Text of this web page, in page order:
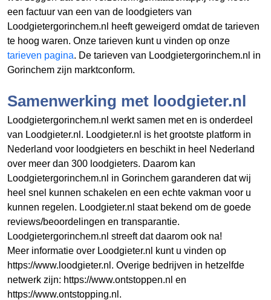
een factuur van een van de loodgieters van
Loodgietergorinchem.nl heeft geweigerd omdat de tarieven
te hoog waren. Onze tarieven kunt u vinden op onze
tarieven pagina. De tarieven van Loodgietergorinchem.nl in
Gorinchem zijn marktconform.
Samenwerking met loodgieter.nl
Loodgietergorinchem.nl werkt samen met en is onderdeel
van Loodgieter.nl. Loodgieter.nl is het grootste platform in
Nederland voor loodgieters en beschikt in heel Nederland
over meer dan 300 loodgieters. Daarom kan
Loodgietergorinchem.nl in Gorinchem garanderen dat wij
heel snel kunnen schakelen en een echte vakman voor u
kunnen regelen. Loodgieter.nl staat bekend om de goede
reviews/beoordelingen en transparantie.
Loodgietergorinchem.nl streeft dat daarom ook na!
Meer informatie over Loodgieter.nl kunt u vinden op
https://www.loodgieter.nl. Overige bedrijven in hetzelfde
netwerk zijn: https://www.ontstoppen.nl en
https://www.ontstopping.nl.